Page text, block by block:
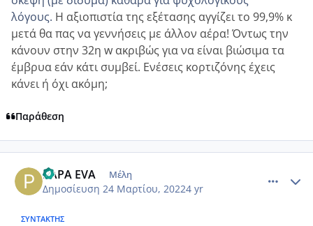
λόγους. Η αξιοπιστία της εξέτασης αγγίζει το 99,9% κ
μετά θα πας να γεννήσεις με άλλον αέρα! Όντως την
κάνουν στην 32η w ακριβώς για να είναι βιώσιμα τα
έμβρυα εάν κάτι συμβεί. Ενέσεις κορτιζόνης έχεις
κάνει ή όχι ακόμη;
Παράθεση
PAPA EVA Μέλη
Δημοσίευση 24 Μαρτίου, 20224 yr
ΣΥΝΤΆΚΤΗΣ